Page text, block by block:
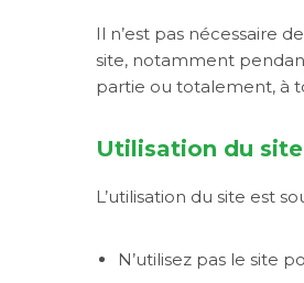
Il n’est pas nécessaire
site, notamment
partie ou totalement, à
Utilisation du site
L’utilisation du site est
N’utilisez pas le site